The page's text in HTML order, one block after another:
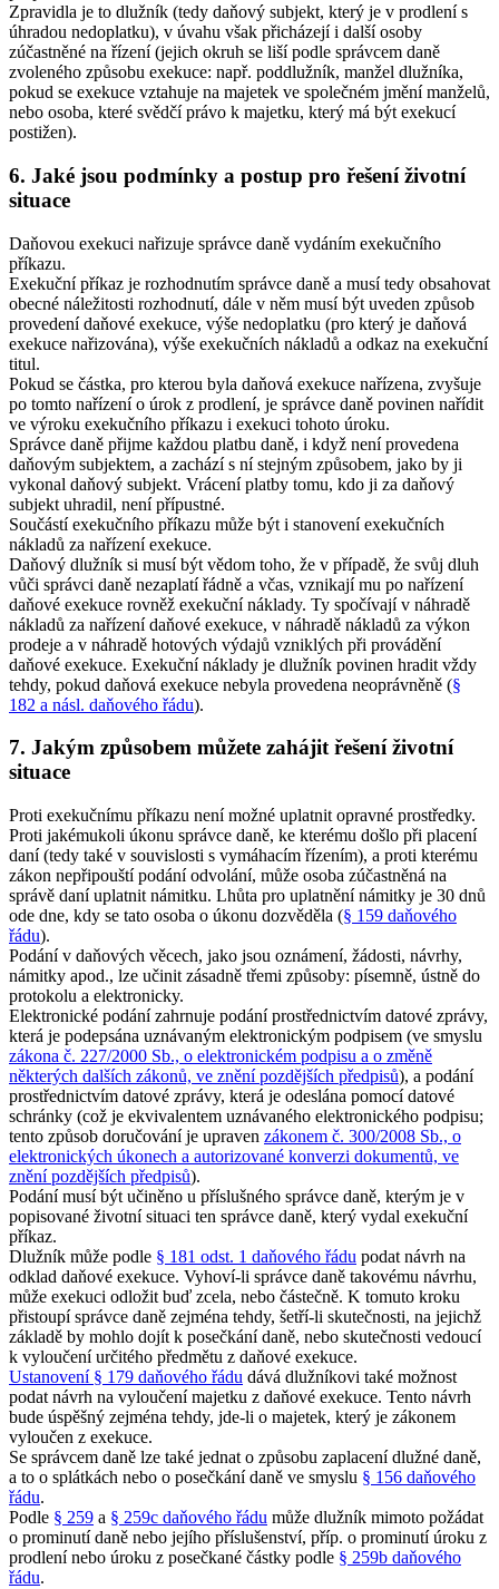
Zpravidla je to dlužník (tedy daňový subjekt, který je v prodlení s
úhradou nedoplatku), v úvahu však přicházejí i další osoby
zúčastněné na řízení (jejich okruh se liší podle správcem daně
zvoleného způsobu exekuce: např. poddlužník, manžel dlužníka,
pokud se exekuce vztahuje na majetek ve společném jmění manželů,
nebo osoba, které svědčí právo k majetku, který má být exekucí
postižen).
6. Jaké jsou podmínky a postup pro řešení životní
situace
Daňovou exekuci nařizuje správce daně vydáním exekučního
příkazu.
Exekuční příkaz je rozhodnutím správce daně a musí tedy obsahovat
obecné náležitosti rozhodnutí, dále v něm musí být uveden způsob
provedení daňové exekuce, výše nedoplatku (pro který je daňová
exekuce nařizována), výše exekučních nákladů a odkaz na exekuční
titul.
Pokud se částka, pro kterou byla daňová exekuce nařízena, zvyšuje
po tomto nařízení o úrok z prodlení, je správce daně povinen nařídit
ve výroku exekučního příkazu i exekuci tohoto úroku.
Správce daně přijme každou platbu daně, i když není provedena
daňovým subjektem, a zachází s ní stejným způsobem, jako by ji
vykonal daňový subjekt. Vrácení platby tomu, kdo ji za daňový
subjekt uhradil, není přípustné.
Součástí exekučního příkazu může být i stanovení exekučních
nákladů za nařízení exekuce.
Daňový dlužník si musí být vědom toho, že v případě, že svůj dluh
vůči správci daně nezaplatí řádně a včas, vznikají mu po nařízení
daňové exekuce rovněž exekuční náklady. Ty spočívají v náhradě
nákladů za nařízení daňové exekuce, v náhradě nákladů za výkon
prodeje a v náhradě hotových výdajů vzniklých při provádění
daňové exekuce. Exekuční náklady je dlužník povinen hradit vždy
tehdy, pokud daňová exekuce nebyla provedena neoprávněně (§
182 a násl. daňového řádu).
7. Jakým způsobem můžete zahájit řešení životní
situace
Proti exekučnímu příkazu není možné uplatnit opravné prostředky.
Proti jakémukoli úkonu správce daně, ke kterému došlo při placení
daní (tedy také v souvislosti s vymáhacím řízením), a proti kterému
zákon nepřipouští podání odvolání, může osoba zúčastněná na
správě daní uplatnit námitku. Lhůta pro uplatnění námitky je 30 dnů
ode dne, kdy se tato osoba o úkonu dozvěděla (§ 159 daňového
řádu).
Podání v daňových věcech, jako jsou oznámení, žádosti, návrhy,
námitky apod., lze učinit zásadně třemi způsoby: písemně, ústně do
protokolu a elektronicky.
Elektronické podání zahrnuje podání prostřednictvím datové zprávy,
která je podepsána uznávaným elektronickým podpisem (ve smyslu
zákona č. 227/2000 Sb., o elektronickém podpisu a o změně
některých dalších zákonů, ve znění pozdějších předpisů), a podání
prostřednictvím datové zprávy, která je odeslána pomocí datové
schránky (což je ekvivalentem uznávaného elektronického podpisu;
tento způsob doručování je upraven zákonem č. 300/2008 Sb., o
elektronických úkonech a autorizované konverzi dokumentů, ve
znění pozdějších předpisů).
Podání musí být učiněno u příslušného správce daně, kterým je v
popisované životní situaci ten správce daně, který vydal exekuční
příkaz.
Dlužník může podle § 181 odst. 1 daňového řádu podat návrh na
odklad daňové exekuce. Vyhoví-li správce daně takovému návrhu,
může exekuci odložit buď zcela, nebo částečně. K tomuto kroku
přistoupí správce daně zejména tehdy, šetří-li skutečnosti, na jejichž
základě by mohlo dojít k posečkání daně, nebo skutečnosti vedoucí
k vyloučení určitého předmětu z daňové exekuce.
Ustanovení § 179 daňového řádu dává dlužníkovi také možnost
podat návrh na vyloučení majetku z daňové exekuce. Tento návrh
bude úspěšný zejména tehdy, jde-li o majetek, který je zákonem
vyloučen z exekuce.
Se správcem daně lze také jednat o způsobu zaplacení dlužné daně,
a to o splátkách nebo o posečkání daně ve smyslu § 156 daňového
řádu.
Podle § 259 a § 259c daňového řádu může dlužník mimoto požádat
o prominutí daně nebo jejího příslušenství, příp. o prominutí úroku z
prodlení nebo úroku z posečkané částky podle § 259b daňového
řádu.